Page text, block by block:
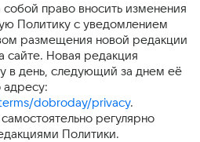
собой право вносить изменения
Политику с уведомлением
размещения новой редакции
сайте. Новая редакция
в день, следующий за днем её
адресу:
dobroday/privacy.
регулярно
Политики.